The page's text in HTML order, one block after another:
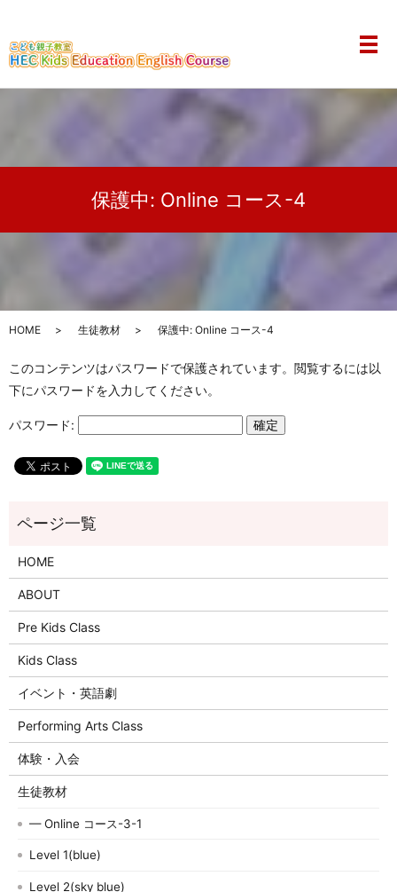
メ
保護中: Online コース-4
HOME 生徒教材 保護中: Online コース-4
このコンテンツはパスワードで保護されています。閲覧するには以
下にパスワードを入力してください。
パスワード:
HOME
ABOUT
Pre Kids Class
Kids Class
イベント・英語劇
Performing Arts Class
体験・入会
生徒教材
— Online コース-3-1
Level 1(blue)
Level 2(sky blue)